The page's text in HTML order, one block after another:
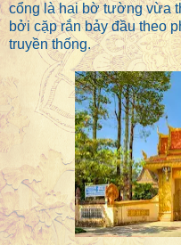
cổng là hai bờ tường vừa
bởi cặp rắn bảy đầu theo
truyền thống.